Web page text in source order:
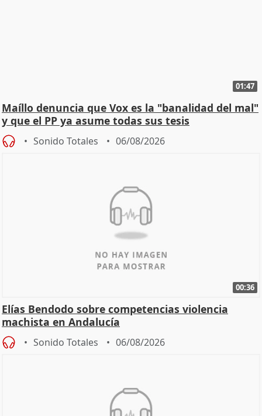
01:47
Maíllo denuncia que Vox es la "banalidad del mal"
y que el PP ya asume todas sus tesis
Sonido Totales 06/08/2026
00:36
Elías Bendodo sobre competencias violencia
machista en Andalucía
Sonido Totales 06/08/2026